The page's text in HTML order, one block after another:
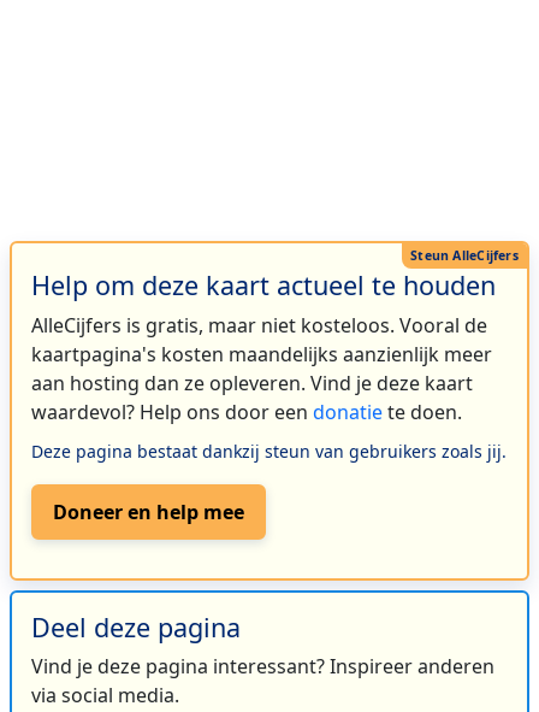
Help om deze kaart actueel te houden
AlleCijfers is gratis, maar niet kosteloos. Vooral de
kaartpagina's kosten maandelijks aanzienlijk meer
aan hosting dan ze opleveren. Vind je deze kaart
waardevol? Help ons door een donatiete doen.
Deze pagina bestaat dankzij steun van gebruikers zoals jij.
Doneer en help mee
Deel deze pagina
Vind je deze pagina interessant? Inspireer anderen
via social media.